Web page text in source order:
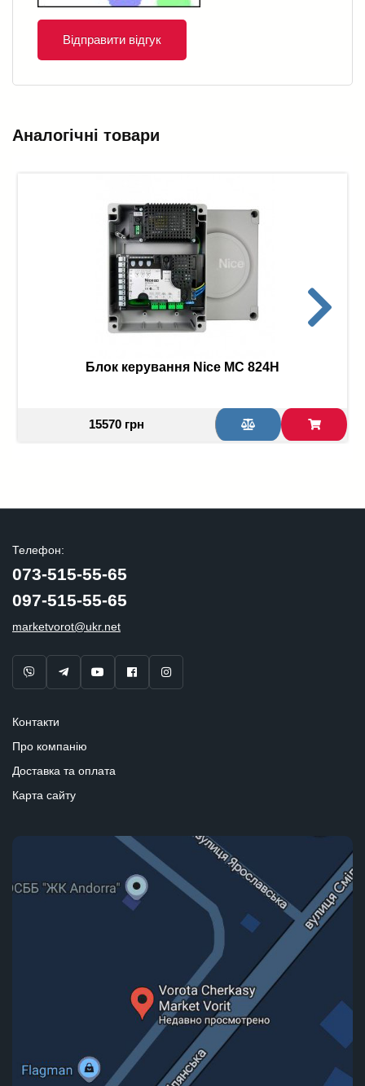
Відправити відгук
Аналогічні товари
Блок керування Nice МС 824Н
15570 грн
Телефон:
073-515-55-65
097-515-55-65
marketvorot@ukr.net
Контакти
Про компанію
Доставка та оплата
Карта сайту